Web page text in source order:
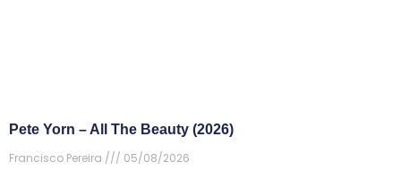
Pete Yorn – All The Beauty (2026)
Francisco Pereira
05/08/2026